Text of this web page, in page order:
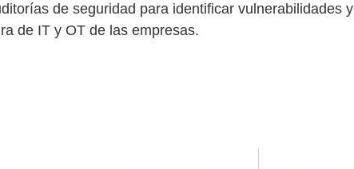
de seguridad para identificar vulnerabilidades y
de IT y OT de las empresas.